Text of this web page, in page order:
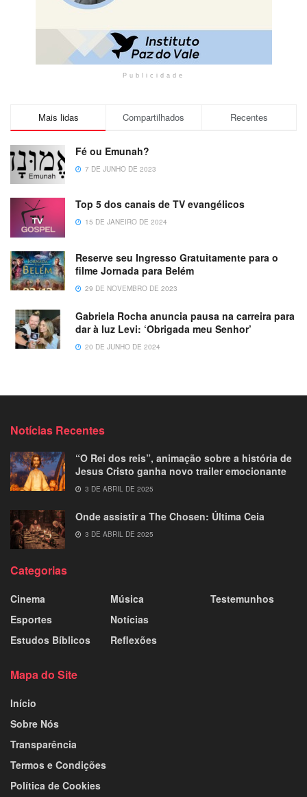
Publicidade
Mais lidas Compartilhados Recentes
Fé ou Emunah?
7 DE JUNHO DE 2023
Top 5 dos canais de TV evangélicos
15 DE JANEIRO DE 2024
Reserve seu Ingresso Gratuitamente para o
filme Jornada para Belém
29 DE NOVEMBRO DE 2023
Gabriela Rocha anuncia pausa na carreira para
dar à luz Levi: ‘Obrigada meu Senhor’
20 DE JUNHO DE 2024
Notícias Recentes
“O Rei dos reis”, animação sobre a história de
Jesus Cristo ganha novo trailer emocionante
3 DE ABRIL DE 2025
Onde assistir a The Chosen: Última Ceia
3 DE ABRIL DE 2025
Categorias
Cinema
Esportes
Estudos Bíblicos
Música
Notícias
Reflexões
Testemunhos
Mapa do Site
Início
Sobre Nós
Transparência
Termos e Condições
Política de Cookies